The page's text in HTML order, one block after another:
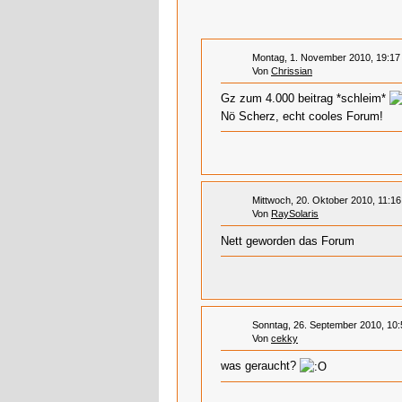
Montag, 1. November 2010, 19:17
Von Chrissian
Gz zum 4.000 beitrag *schleim*
Nö Scherz, echt cooles Forum!
Mittwoch, 20. Oktober 2010, 11:16
Von RaySolaris
Nett geworden das Forum
Sonntag, 26. September 2010,
Von cekky
was geraucht?